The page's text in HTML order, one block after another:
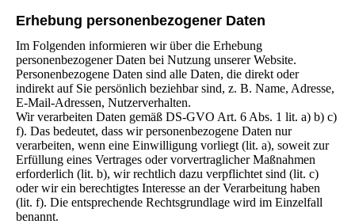
Erhebung personenbezogener Daten
Im Folgenden informieren wir über die Erhebung
personenbezogener Daten bei Nutzung unserer Website.
Personenbezogene Daten sind alle Daten, die direkt oder
indirekt auf Sie persönlich beziehbar sind, z. B. Name, Adresse,
E-Mail-Adressen, Nutzerverhalten.
Wir verarbeiten Daten gemäß DS-GVO Art. 6 Abs. 1 lit. a) b) c)
f). Das bedeutet, dass wir personenbezogene Daten nur
verarbeiten, wenn eine Einwilligung vorliegt (lit. a), soweit zur
Erfüllung eines Vertrages oder vorvertraglicher Maßnahmen
erforderlich (lit. b), wir rechtlich dazu verpflichtet sind (lit. c)
oder wir ein berechtigtes Interesse an der Verarbeitung haben
(lit. f). Die entsprechende Rechtsgrundlage wird im Einzelfall
benannt.